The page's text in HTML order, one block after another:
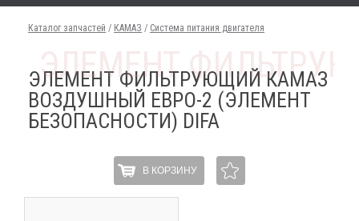
Каталог запчастей / КАМАЗ / Система питания двигателя
ЭЛЕМЕНТ ФИЛЬТРУЮЩИЙ КАМАЗ
ВОЗДУШНЫЙ ЕВРО-2 (ЭЛЕМЕНТ
БЕЗОПАСНОСТИ) DIFA
В КОРЗИНУ